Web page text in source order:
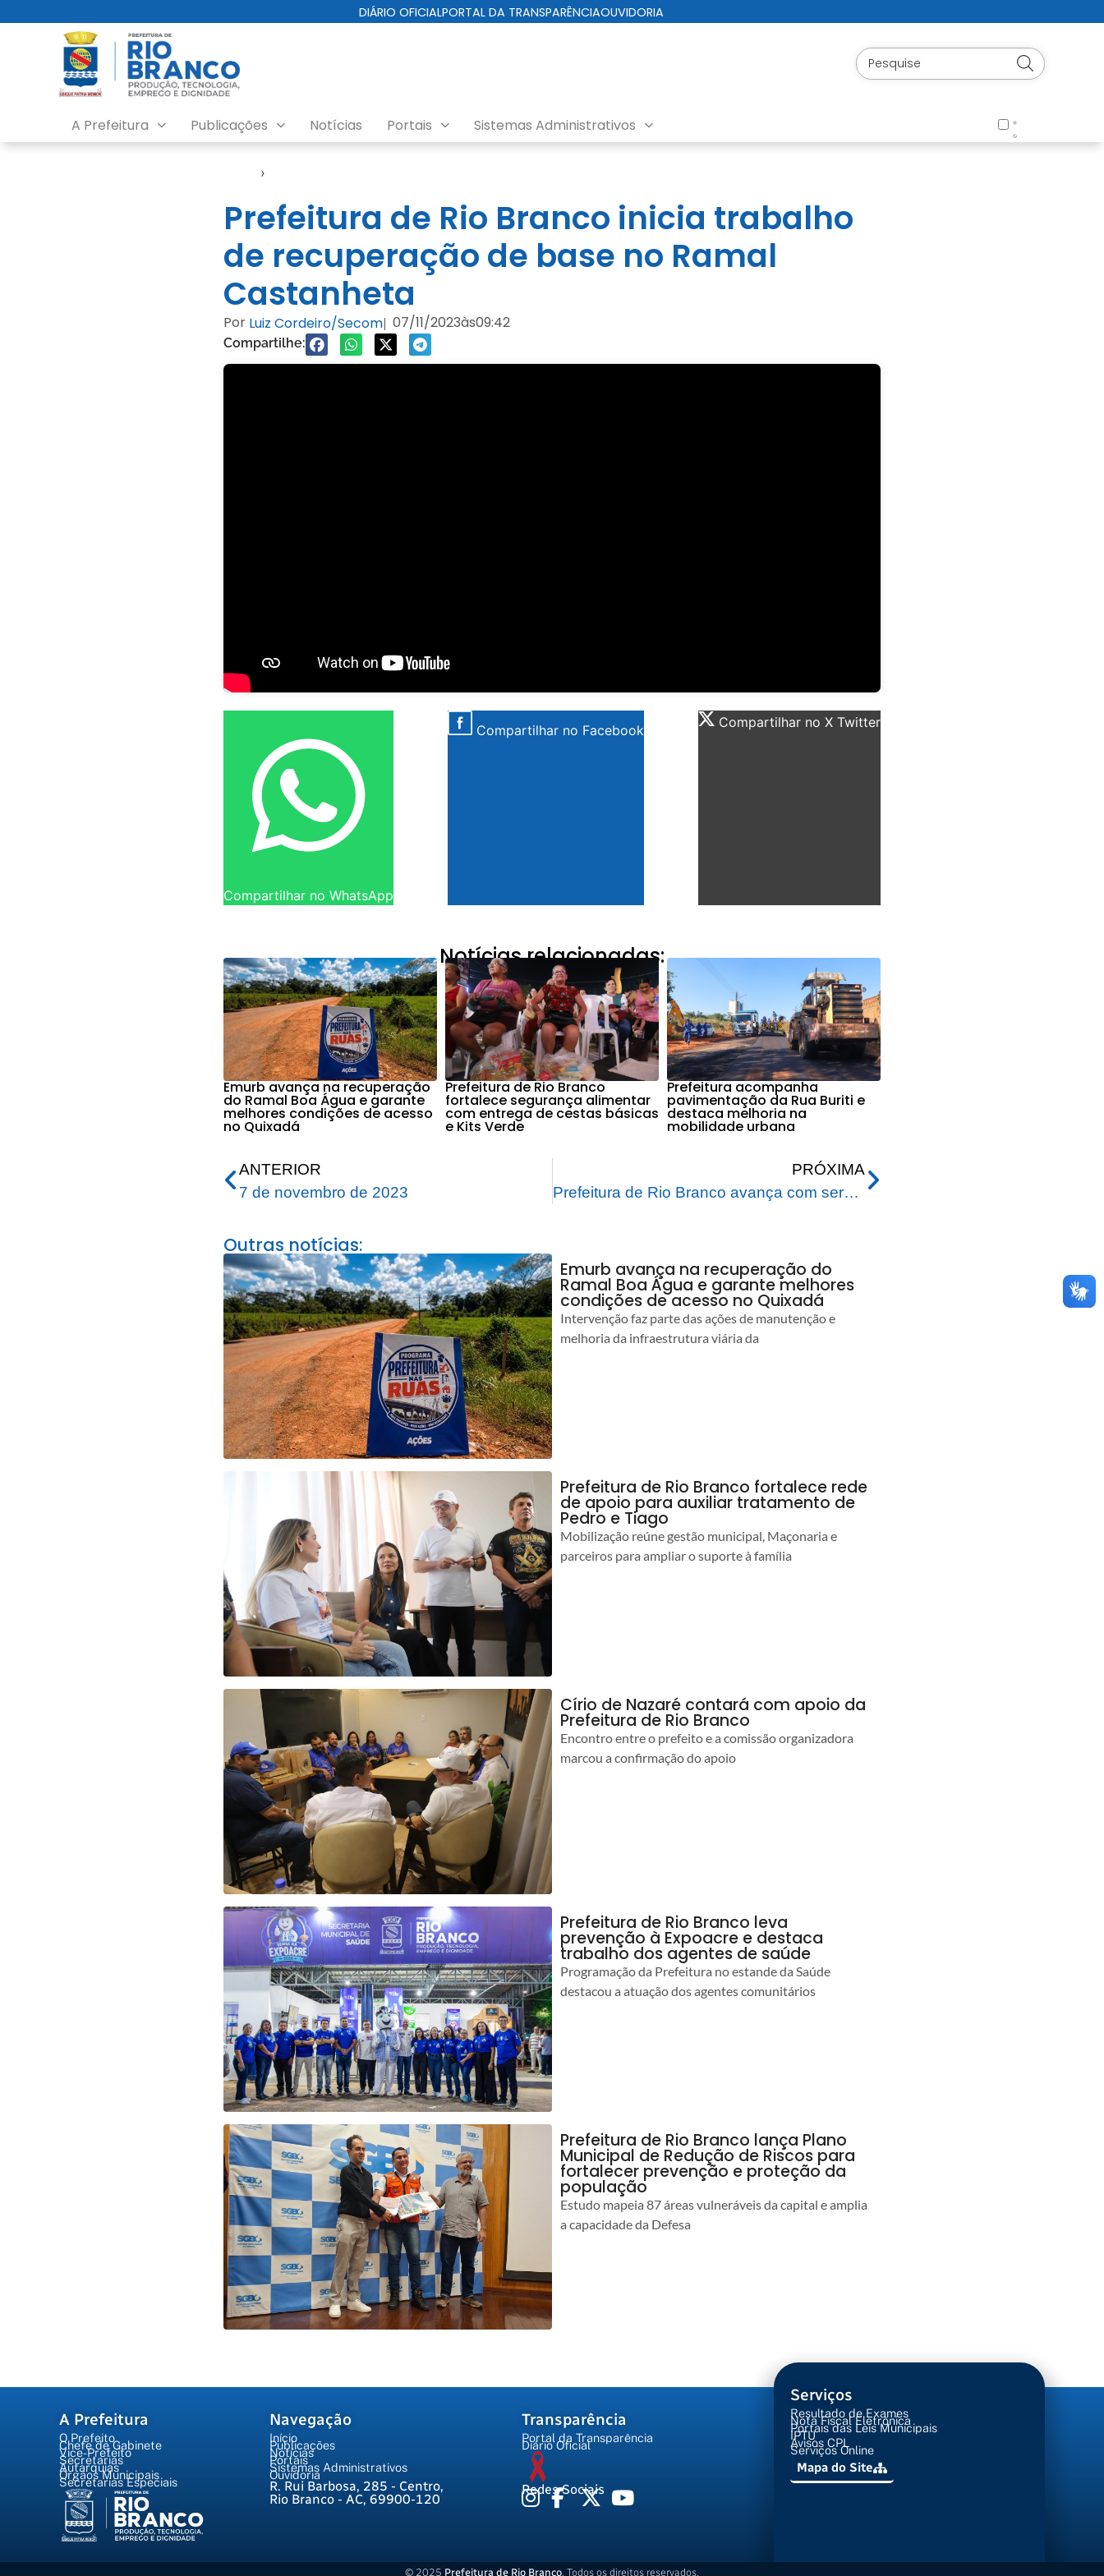
DIÁRIO OFICIALPORTAL DA TRANSPARÊNCIAOUVIDORIA
A Prefeitura Publicações Notícias Portais Sistemas Administrativos
›
Prefeitura de Rio Branco inicia trabalho
de recuperação de base no Ramal
Castanheta
Por Luiz Cordeiro/Secom| 07/11/2023às09:42
Compartilhe:
Compartilhar no WhatsApp
Compartilhar no Facebook Compartilhar no X Twitter
Notícias relacionadas:
Emurb avança na recuperação
do Ramal Boa Água e garante
melhores condições de acesso
no Quixadá
Prefeitura de Rio Branco
fortalece segurança alimentar
com entrega de cestas básicas
e Kits Verde
Prefeitura acompanha
pavimentação da Rua Buriti e
destaca melhoria na
mobilidade urbana
ANTERIOR
7 de novembro de 2023
PRÓXIMA
Prefeitura de Rio Branco avança com serviço de asfaltamento do Ramal Itucumã
Outras notícias:
Emurb avança na recuperação do
Ramal Boa Água e garante melhores
condições de acesso no Quixadá
Intervenção faz parte das ações de manutenção e
melhoria da infraestrutura viária da
Prefeitura de Rio Branco fortalece rede
de apoio para auxiliar tratamento de
Pedro e Tiago
Mobilização reúne gestão municipal, Maçonaria e
parceiros para ampliar o suporte à família
Círio de Nazaré contará com apoio da
Prefeitura de Rio Branco
Encontro entre o prefeito e a comissão organizadora
marcou a confirmação do apoio
Prefeitura de Rio Branco leva
prevenção à Expoacre e destaca
trabalho dos agentes de saúde
Programação da Prefeitura no estande da Saúde
destacou a atuação dos agentes comunitários
Prefeitura de Rio Branco lança Plano
Municipal de Redução de Riscos para
fortalecer prevenção e proteção da
população
Estudo mapeia 87 áreas vulneráveis da capital e amplia
a capacidade da Defesa
A Prefeitura
O Prefeito
Chefe de Gabinete
Vice-Prefeito
Secretarias
Autarquias
Órgãos Municipais
Secretarias Especiais
Navegação
Início
Publicações
Notícias
Portais
Sistemas Administrativos
Ouvidoria
R. Rui Barbosa, 285 - Centro,
Rio Branco - AC, 69900-120
Transparência
Portal da Transparência
Diário Oficial
Redes Sociais
Serviços
Resultado de Exames
Nota Fiscal Eletrônica
Portais das Leis Municipais
IPTU
Avisos CPL
Serviços Online
Mapa do Site
© 2025 Prefeitura de Rio Branco. Todos os direitos reservados.